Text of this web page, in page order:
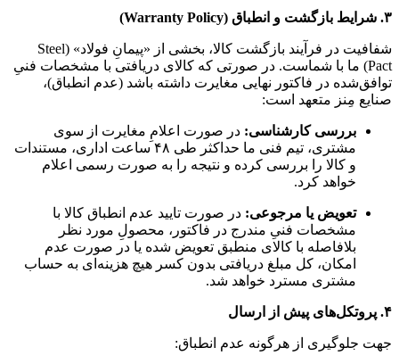
۳. شرایط بازگشت و انطباق ( Warranty Policy)
شفافیت در فرآیند بازگشت کالا، بخشی از «پیمانِ فولاد» (Steel
Pact) ما با شماست. در صورتی که کالای دریافتی با مشخصات فنیِ
توافق‌شده در فاکتور نهایی مغایرت داشته باشد (عدم انطباق)،
صنایع مِنز متعهد است:
بررسی کارشناسی: در صورت اعلامِ مغایرت از سوی
مشتری، تیم فنی ما حداکثر طی ۴۸ ساعت اداری، مستندات
و کالا را بررسی کرده و نتیجه را به صورت رسمی اعلام
خواهد کرد.
تعویض یا مرجوعی: در صورت تایید عدم انطباق کالا با
مشخصات فنیِ مندرج در فاکتور، محصولِ مورد نظر
بلافاصله با کالای منطبق تعویض شده یا در صورت عدم
امکان، کل مبلغ دریافتی بدون کسر هیچ هزینه‌ای به حساب
مشتری مسترد خواهد شد.
۴. پروتکل‌های پیش از ارسال
جهت جلوگیری از هرگونه عدم انطباق: